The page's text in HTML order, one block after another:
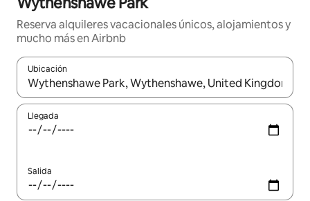
Reserva alquileres vacacionales únicos, alojamientos y
mucho más en Airbnb
Ubicación
Cuando los resultados estén disponibles, navega con las
Llegada
Salida